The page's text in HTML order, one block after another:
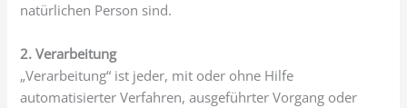
natürlichen Person sind.
2. Verarbeitung
„Verarbeitung“ ist jeder, mit oder ohne Hilfe
automatisierter Verfahren, ausgeführter Vorgang oder